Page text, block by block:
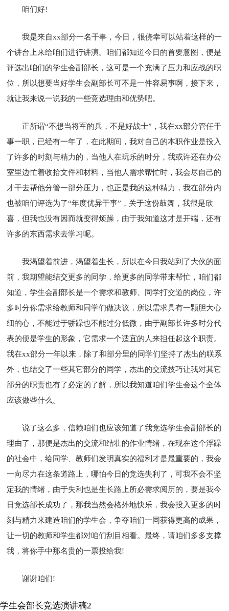
咱们好!
我是来自xx部分一名干事，今日，很侥幸可以站着这样的一
个讲台上来给咱们进行讲演。咱们都知道今日的首要意图，便是
评选出咱们的学生会副部长，这可是一个充满了压力和应战的职
位，所以想要当好学生会副部长可不是一件容易事啊，接下来，
就让我来说一说我的一些竞选理由和优势吧。
正所谓“不想当将军的兵，不是好战士”，我在xx部分管任干
事一职，已经有一年了，在此期间，我对自己的本职作业是投入
了许多的时刻与精力的，当他人在玩乐的时分，我或许还在办公
室里边忙着收拾文件和材料，当他人需求帮忙时，我会尽自己的
才干去帮他分管一部分压力，也正是我的这种精力，我在部分内
也被咱们评选为了“年度优异干事”，关于这份鼓舞，我很是欣
喜，但我也没有因而就变得烦躁，由于我知道这才是开端，还有
许多的东西需求去学习呢。
我渴望着前进，渴望着生长，所以在今日我站到了大伙的面
前，我期望能结交更多的同学，给更多的同学带来帮忙，咱们都
知道，学生会副部长是一个需求和教师、同学打交道的岗位，许
多时分你需求给教师和同学们做决议，所以需求具有一颗胆大心
细的心，不能过于骄躁也不能过分低微，由于副部长许多时分代
表的便是学生的形象，它需求一个适宜的人来担任起这个职责。
我在xx部分一年以来，除了和部分里的同学们坚持了杰出的联系
外，也结交了一些其它部分的同学，杰出的交流技巧让我对其它
部分的职责也有了必定的了解，所以我知道咱们学生会这个全体
应该做些什么。
说了这么多，信赖咱们也应该知道了我竞选学生会副部长的
理由了，那便是杰出的交流和结壮的作业情绪，在现在这个浮躁
的社会中，给同学、教师们发明真实的福利才是最重要的，我会
一向尽力在这条道路上，哪怕今日的竞选失利了，可我不会不坚
定我的情绪，由于失利也是生长路上所必需求阅历的，要是我今
日竞选部长成功了，那我当然会格外地快乐，我会投入更多的时
刻与精力来建造咱们的学生会，争夺咱们一同获得更高的成果，
让一切的教师和学生都对咱们刮目相看。最终，请咱们多多支撑
我，将你手中那名贵的一票投给我!
谢谢咱们!
学生会部长竞选演讲稿2